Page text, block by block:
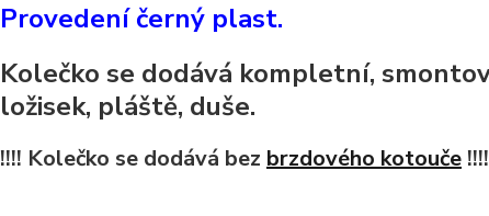
Provedení černý plast.
Kolečko se dodává kompletní,
ložisek, pláště, duše.
!!!! Kolečko se dodává bez brzdového kotouče